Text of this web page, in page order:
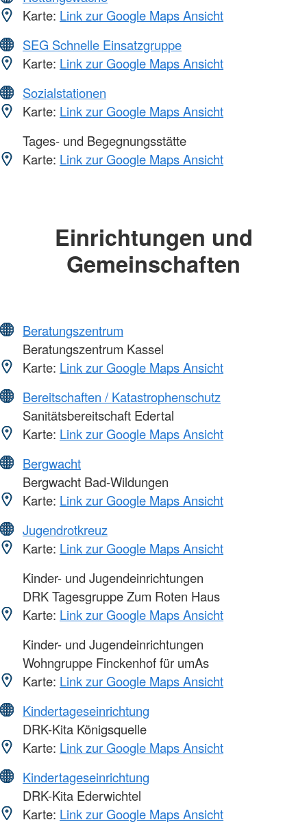
Karte: Link zur Google Maps Ansicht
SEG Schnelle Einsatzgruppe
Karte: Link zur Google Maps Ansicht
Sozialstationen
Karte: Link zur Google Maps Ansicht
Tages- und Begegnungsstätte
Karte: Link zur Google Maps Ansicht
Einrichtungen und
Gemeinschaften
Beratungszentrum
Beratungszentrum Kassel
Karte: Link zur Google Maps Ansicht
Bereitschaften / Katastrophenschutz
Sanitätsbereitschaft Edertal
Karte: Link zur Google Maps Ansicht
Bergwacht
Bergwacht Bad-Wildungen
Karte: Link zur Google Maps Ansicht
Jugendrotkreuz
Karte: Link zur Google Maps Ansicht
Kinder- und Jugendeinrichtungen
DRK Tagesgruppe Zum Roten Haus
Karte: Link zur Google Maps Ansicht
Kinder- und Jugendeinrichtungen
Wohngruppe Finckenhof für umAs
Karte: Link zur Google Maps Ansicht
Kindertageseinrichtung
DRK-Kita Königsquelle
Karte: Link zur Google Maps Ansicht
Kindertageseinrichtung
DRK-Kita Ederwichtel
Karte: Link zur Google Maps Ansicht